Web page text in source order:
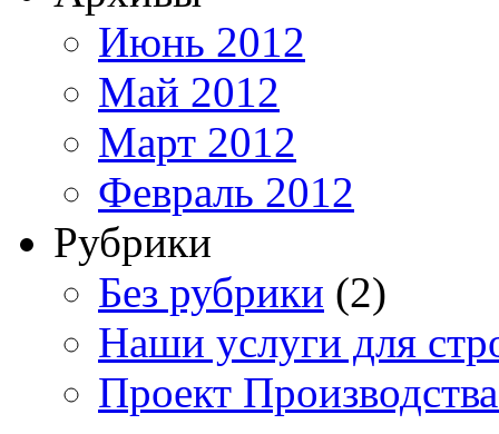
Июнь 2012
Май 2012
Март 2012
Февраль 2012
Рубрики
Без рубрики (2)
Наши услуги для
Проект